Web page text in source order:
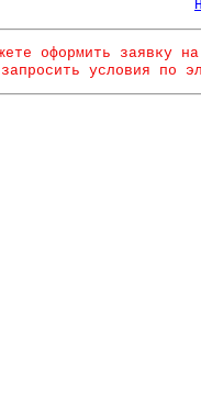
оформить заявку
условия по